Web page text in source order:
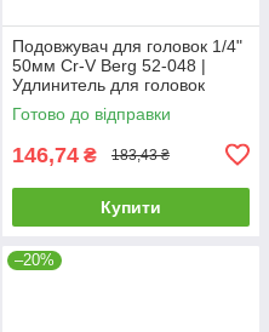
Подовжувач для головок 1/4"
50мм Cr-V Berg 52-048 |
Удлинитель для головок
воротков трещеток
Готово до відправки
146,74 ₴ 183,43 ₴
Купити
–20%